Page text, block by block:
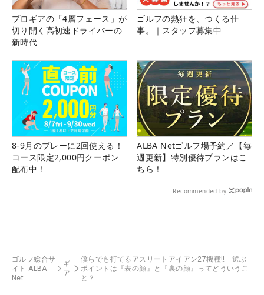
プロギアの「4層フェース」が
切り開く高初速ドライバーの
新時代
ゴルフの熱狂を、つくる仕
事。｜スタッフ募集中
8-9月のプレーに2回使える！
コース限定2,000円クーポン
配布中！
ALBA Netゴルフ場予約／【毎
週更新】特別優待プランはこ
ちら！
Recommended by
ゴルフ総合サ
イト ALBA
Net
ギ
ア
僕らでも打てるアスリートアイアン27機種‼ 選ぶ
ポイントは『表の顔』と『裏の顔』ってどういうこ
と？